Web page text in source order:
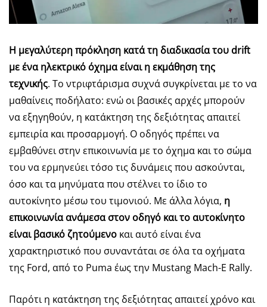
Η μεγαλύτερη πρόκληση κατά τη διαδικασία του drift
με ένα ηλεκτρικό όχημα είναι η εκμάθηση της
τεχνικής. Το ντριφτάρισμα συχνά συγκρίνεται με το να
μαθαίνεις ποδήλατο: ενώ οι βασικές αρχές μπορούν
να εξηγηθούν, η κατάκτηση της δεξιότητας απαιτεί
εμπειρία και προσαρμογή. Ο οδηγός πρέπει να
εμβαθύνει στην επικοινωνία με το όχημα και το σώμα
του να ερμηνεύει τόσο τις δυνάμεις που ασκούνται,
όσο και τα μηνύματα που στέλνει το ίδιο το
αυτοκίνητο μέσω του τιμονιού. Με άλλα λόγια, η
επικοινωνία ανάμεσα στον οδηγό και το αυτοκίνητο
είναι βασικό ζητούμενο και αυτό είναι ένα
χαρακτηριστικό που συναντάται σε όλα τα οχήματα
της Ford, από το Puma έως την Mustang Mach-E Rally.
Παρότι η κατάκτηση της δεξιότητας απαιτεί χρόνο και